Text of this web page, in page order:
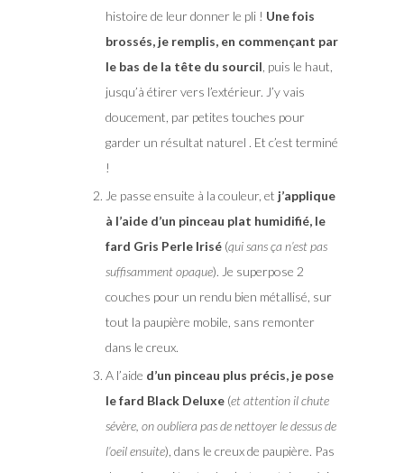
histoire de leur donner le pli ! Une fois
brossés, je remplis, en commençant par
le bas de la tête du sourcil , puis le haut,
jusqu’à étirer vers l’extérieur. J’y vais
doucement, par petites touches pour
garder un résultat naturel . Et c’est terminé
!
Je passe ensuite à la couleur, et j’applique
à l’aide d’un pinceau plat humidifié, le
fard Gris Perle Irisé(qui sans ça n’est pas
suffisamment opaque). Je superpose 2
couches pour un rendu bien métallisé, sur
tout la paupière mobile, sans remonter
dans le creux.
A l’aide d’un pinceau plus précis, je pose
le fard Black Deluxe(et attention il chute
sévère, on oubliera pas de nettoyer le dessus de
l’oeil ensuite), dans le creux de paupière. Pas